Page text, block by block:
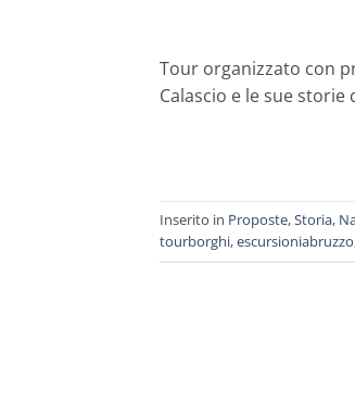
Tour organizzato con
Calascio e le sue
Inserito in Proposte,Storia,
tourborghi,escursioniabruzzo